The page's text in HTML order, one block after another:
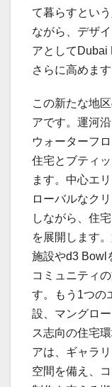
て暮らすとい
ながら、デザ
アとしてDubai
さらに高めます
この新たな地
アです。運河
ウォーターフ
住宅とブティ
ます。中心エ
ローバルなク
しながら、住
を展開します
施設やd3 Bowl
コミュニティ
す。もう1つの
設、マングロ
ス志向の住宅
アは、ギャラ
空間を備え、